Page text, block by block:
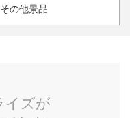
その他景品